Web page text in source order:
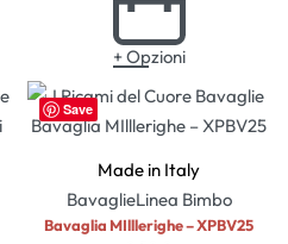
+ Opzioni
Save
Made in Italy
BavaglieLinea Bimbo
Bavaglia MIlllerighe – XPBV25